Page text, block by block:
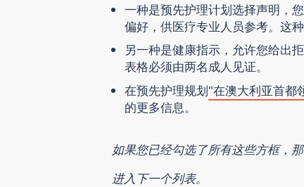
一种是预先护理计划选择声明 ，
偏好，供医疗专业人员参考。这
另一种是健康指示，允许您给出
表格必须由两名成人见证。
在预先护理规划"在澳大利亚首都
的更多信息。
如果您已经勾选了所有这些方框，
进入下一个列表。